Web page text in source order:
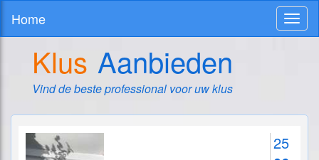
Home
Klus Aanbieden
Vind de beste professional voor uw klus
25